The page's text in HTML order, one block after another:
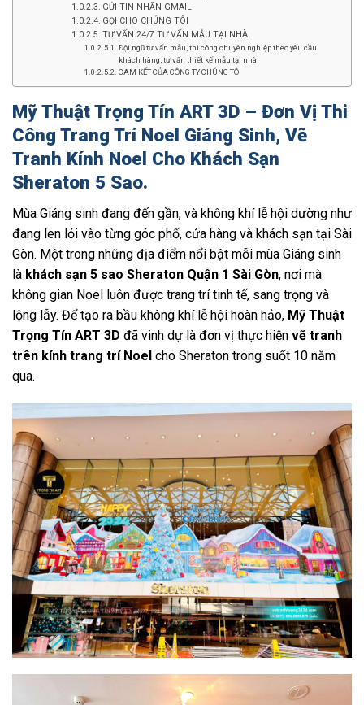
GỬI TIN NHẮN GMAIL
GỌI CHO CHÚNG TÔI
TƯ VẤN 24/7 TƯ VẤN MẪU TẠI NHÀ
Đội ngũ tư vấn mẫu, thi công chuyên nghiệp theo yêu cầu
khách hàng, tư vấn thiết kế mẫu tại nhà
CAM KẾT CỦA CÔNG TY CHÚNG TÔI
Mỹ Thuật Trọng Tín ART 3D – Đơn Vị Thi
Công Trang Trí Noel Giáng Sinh, Vẽ
Tranh Kính Noel Cho Khách Sạn
Sheraton 5 Sao.
Mùa Giáng sinh đang đến gần, và không khí lễ hội dường như
đang len lỏi vào từng góc phố, cửa hàng và khách sạn tại Sài
Gòn. Một trong những địa điểm nổi bật mỗi mùa Giáng sinh
là khách sạn 5 sao Sheraton Quận 1 Sài Gòn, nơi mà
không gian Noel luôn được trang trí tinh tế, sang trọng và
lộng lẫy. Để tạo ra bầu không khí lễ hội hoàn hảo, Mỹ Thuật
Trọng Tín ART 3D đã vinh dự là đơn vị thực hiện vẽ tranh
trên kính trang trí Noel cho Sheraton trong suốt 10 năm
qua.